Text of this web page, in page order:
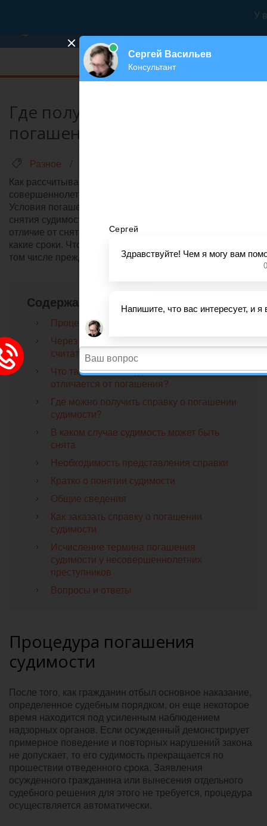
Где получить справку о
погашении судимости
Разное /
Как рассчитывается срок погашения судимости для
совершеннолетних и несовершеннолетних граждан?
Условия погашения судимости. Отличие погашения от
снятия судимости. Понятие погашения судимости и её
отличие от снятия. Кто может погасить судимость и в
какие сроки. Что сделать, чтобы погасить судимость, в
том числе преждев
Содержание
Процедура погашения судимости
Через какое время судимость может
считаться погашенной?
Что такое снятие судимости и чем оно
отличается от погашения?
Где можно получить справку о погашении
судимости?
В каком случае судимость может быть
снята
Необходимость представления справки
Кратко о понятии судимости
Общие сведения
Как заказать справку о погашении
судимости
Исчисление термина погашения
судимости у несовершеннолетних
преступников
Вопросы и ответы
Процедура погашения
судимости
После того, как гражданин отбыл основное наказание,
определенное судебным порядком, он еще некоторое
время находится под усиленным наблюдением
надзорных органов. Если осужденный демонстрирует
примерное поведение и повторных нарушений закона
не допускает, то его судимость прекращается по
прошествии отведенного срока. Заявления
осужденного гражданина или вынесения отдельного
судебного решения для этого не требуется, процедура
осуществляется автоматически.